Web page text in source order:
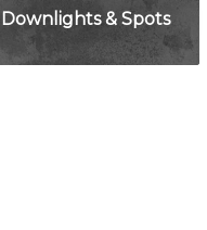
Downlights & Spots